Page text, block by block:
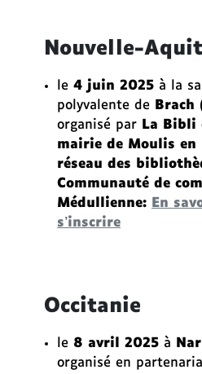
Nouvelle-
le 4 juin 2025 à la
polyvalente de Brach
organisé par La Bibli
mairie de Moulis en
réseau des
Communauté de
Médullienne: En
s’inscrire
Occitanie
le 8 avril 2025 à
organisé en